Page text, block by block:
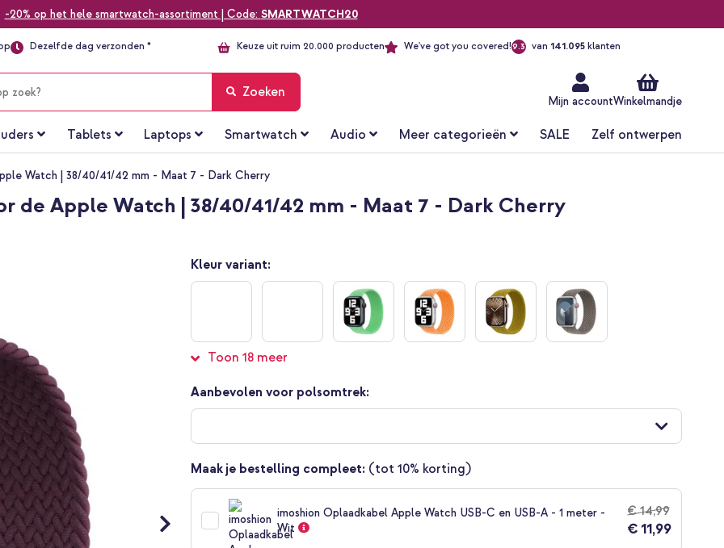
-20% op het hele smartwatch-assortiment | Code: SMARTWATCH20
Dezelfde dag verzonden * Keuze uit ruim 20.000 producten We've got you covered!9.3 van 141.095klanten
Mijn accountWinkelmandje
Zoeken
Tablets Laptops Smartwatch Audio Meer categorieën SALE Zelf ontwerpen
Watch | 38/40/41/42 mm - Maat 7 - Dark Cherry
de Apple Watch | 38/40/41/42 mm - Maat 7 - Dark Cherry
Kleur variant:
Toon 18 meer
Aanbevolen voor polsomtrek:
Maak je bestelling compleet: (tot 10% korting)
imoshion Oplaadkabel Apple Watch USB-C en USB-A - 1 meter -
Wit
€ 14,99
€ 11,99